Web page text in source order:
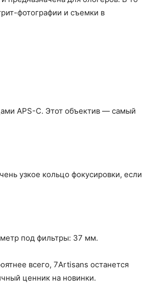
фотографии и съемки в
APS-C. Этот объектив — самый
узкое кольцо фокусировки, если
под фильтры: 37 мм.
всего, 7Artisans останется
ценник на новинки.